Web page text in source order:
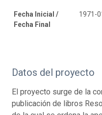
Fecha Inicial /
Fecha Final
1971-
Datos del proyecto
El proyecto surge de la
publicación de libros